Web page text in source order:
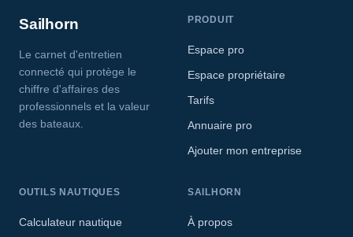
Sailhorn
Le carnet d'entretien
connecté qui protège le
chiffre d'affaires des
professionnels et la valeur
des bateaux.
PRODUIT
Espace pro
Espace propriétaire
Tarifs
Annuaire pro
Ajouter mon entreprise
OUTILS NAUTIQUES
Calculateur nautique
SAILHORN
À propos